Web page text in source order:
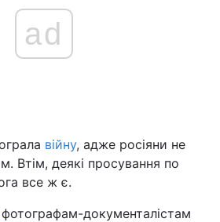
ad
війну, адже росіяни не
Втім, деякі просування по
все ж є.
фотографам-документалістам